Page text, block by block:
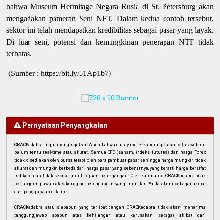
bahwa Museum Hermitage Negara Rusia di St. Petersburg akan
mengadakan pameran Seni NFT. Dalam kedua contoh tersebut,
sektor ini telah mendapatkan kredibilitas sebagai pasar yang layak.
Di luar seni, potensi dan kemungkinan penerapan NTF tidak
terbatas.
(Sumber : https://bit.ly/31Ap1b7)
Pernyataan Penyangkalan
CRACKadabra ingin mengingatkan Anda bahwa data yang terkandung dalam situs web ini
belum tentu real-time atau akurat. Semua CFD (saham, indeks, futures) dan harga Forex
tidak disediakan oleh bursa tetapi oleh para pembuat pasar, sehingga harga mungkin tidak
akurat dan mungkin berbeda dari harga pasar yang sebenarnya, yang berarti harga bersifat
indikatif dan tidak sesuai untuk tujuan perdagangan. Oleh karena itu, CRACKadabra tidak
bertanggungjawab atas kerugian perdagangan yang mungkin Anda alami sebagai akibat
dari penggunaan data ini.
CRACKadabra atau siapapun yang terlibat dengan CRACKadabra tidak akan menerima
tanggungjawab apapun atas kehilangan atau kerusakan sebagai akibat dari